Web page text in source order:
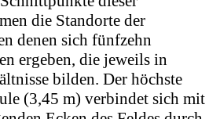
die Standorte der
denen sich fünfzehn
ergeben, die jeweils in
bilden. Der höchste
(3,45 m) verbindet sich mit